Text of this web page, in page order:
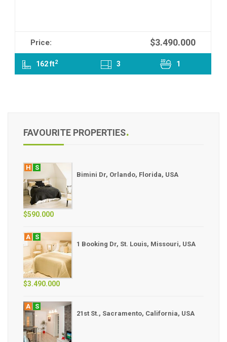
Price: $3.490.000
162 ft2 3 1
FAVOURITE PROPERTIES
H
S
Bimini Dr, Orlando, Florida, USA
$590.000
A
S
1 Booking Dr, St. Louis, Missouri, USA
$3.490.000
A
S
21st St., Sacramento, California, USA